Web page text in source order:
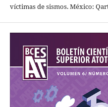
víctimas de sismos. México: